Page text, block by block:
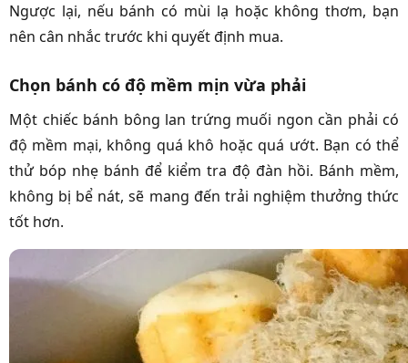
Ngược lại, nếu bánh có mùi lạ hoặc không thơm, bạn
nên cân nhắc trước khi quyết định mua.
Chọn bánh có độ mềm mịn vừa phải
Một chiếc bánh bông lan trứng muối ngon cần phải có
độ mềm mại, không quá khô hoặc quá ướt. Bạn có thể
thử bóp nhẹ bánh để kiểm tra độ đàn hồi. Bánh mềm,
không bị bể nát, sẽ mang đến trải nghiệm thưởng thức
tốt hơn.